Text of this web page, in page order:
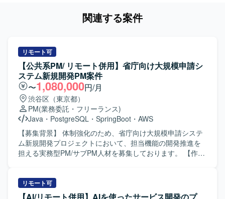
関連する案件
リモート可
【公共系PM/ リモート併用】省庁向け大規模申請シ
ステム新規開発PM案件
〜1,080,000円/月
渋谷区（東京都）
PM(業務委託・フリーランス)
Java ・ PostgreSQL ・ SpringBoot ・ AWS
【募集背景】 体制強化のため、省庁向け大規模申請システ
ム新規開発プロジェクトにおいて、担当機能の開発推進を
担える実務型PM/サブPM人材を募集しております。 【作業
いただきます。利用者増加に伴う手続負荷の軽減と業務効
率化を目的としたシステムの開発を進めていただきます。
リモート可